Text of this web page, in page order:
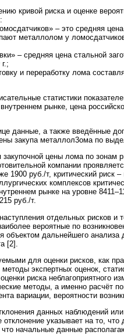
кривой риска и оценке
– это средняя
металлолом у
– средняя цена стальной
и переработку лома
статистики
рынке, цена
данные, а также введённые
закупа металлол3ома по
закупочной цены лома по зонам
компании
1900 руб./т, критический риск
комплексов
рынке на уровне
руб./т.
отдельных рисков и
вероятные по
объектом дальнейшего
[2].
для оценки рисков, как
экспертных оценок,
риска неблагоприятного
методы, а именно расчёт
вариации, вероятности
данных наблюдений
указывает на то, что
начальные данные